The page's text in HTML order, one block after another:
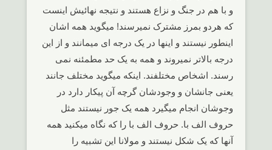
و با هم در جنگ و نزاع هستند و نتیجه نهائیش اینست
که هردو بمرز مشترک نمیرسند! میگوید همه اشان
اینطور نیستند و اینها در یک درجه ای میمانند و از این
درجه بالاتر نمیروند و همه به یک حد مطمئنه نمی
رسند. اشخاص مختلفند. اینکه میگوید مختلف جانند
یعنی جانشان و وجودشان گرچه آن پیکار دارد در
وجوشان انجام میگیرد همه یک جور نیستند مثل
حروف الف با. حروف الف با را که نگاه میکنید همه
آنها که یک شکل نیستند و مولانا این تشبیه را